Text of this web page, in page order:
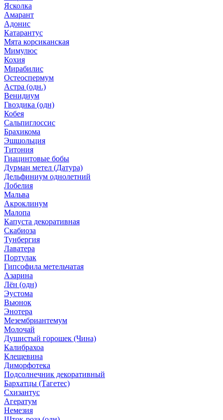
Ясколка
Амарант
Адонис
Катарантус
Мята корсиканская
Мимулюс
Кохия
Мирабилис
Остеоспермум
Астра (одн.)
Венидиум
Гвоздика (одн)
Кобея
Сальпиглоссис
Брахикома
Эшшольция
Титония
Гиацинтовые бобы
Дурман метел (Датура)
Дельфиниум однолетний
Лобелия
Мальва
Акроклинум
Малопа
Капуста декоративная
Скабиоза
Тунбергия
Лаватера
Портулак
Гипсофила метельчатая
Азарина
Лён (одн)
Эустома
Вьюнок
Энотера
Мезембриантемум
Молочай
Душистый горошек (Чина)
Калибрахоа
Клещевина
Диморфотека
Подсолнечник декоративный
Бархатцы (Тагетес)
Схизантус
Агератум
Немезия